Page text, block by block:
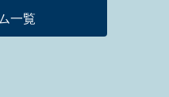
一覧